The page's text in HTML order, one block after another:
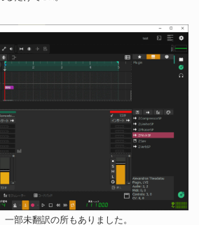
部未翻訳の所もありました。